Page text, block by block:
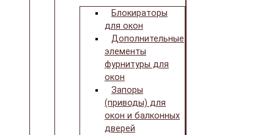
Блокираторы
для окон
Дополнительные
элементы
фурнитуры для
окон
Запоры
(приводы) для
окон и балконных
дверей